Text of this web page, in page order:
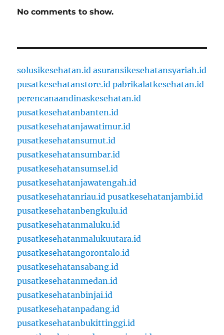
No comments to show.
solusikesehatan.id asuransikesehatansyariah.id
pusatkesehatanstore.id pabrikalatkesehatan.id
perencanaandinaskesehatan.id
pusatkesehatanbanten.id
pusatkesehatanjawatimur.id
pusatkesehatansumut.id
pusatkesehatansumbar.id
pusatkesehatansumsel.id
pusatkesehatanjawatengah.id
pusatkesehatanriau.id pusatkesehatanjambi.id
pusatkesehatanbengkulu.id
pusatkesehatanmaluku.id
pusatkesehatanmalukuutara.id
pusatkesehatangorontalo.id
pusatkesehatansabang.id
pusatkesehatanmedan.id
pusatkesehatanbinjai.id
pusatkesehatanpadang.id
pusatkesehatanbukittinggi.id